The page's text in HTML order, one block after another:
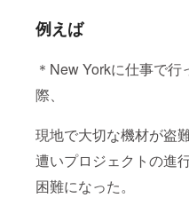
例えば
＊New Yorkに仕事で行
際、
現地で大切な機材が盗
遭いプロジェクトの進
困難になった。